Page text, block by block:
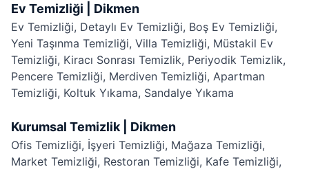
Ev Temizliği | Dikmen
Ev Temizliği, Detaylı Ev Temizliği, Boş Ev Temizliği,
Yeni Taşınma Temizliği, Villa Temizliği, Müstakil Ev
Temizliği, Kiracı Sonrası Temizlik, Periyodik Temizlik,
Pencere Temizliği, Merdiven Temizliği, Apartman
Temizliği, Koltuk Yıkama, Sandalye Yıkama
Kurumsal Temizlik | Dikmen
Ofis Temizliği, İşyeri Temizliği, Mağaza Temizliği,
Market Temizliği, Restoran Temizliği, Kafe Temizliği,